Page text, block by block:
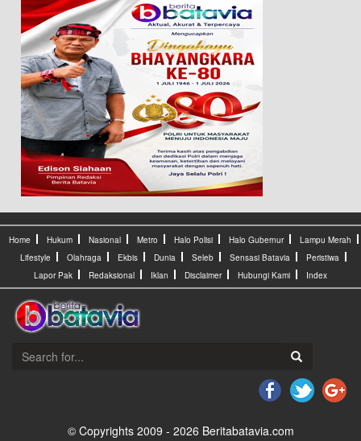
Home Hukum Nasional Metro Halo Polisi Halo Gubernur
Lampu Merah
Lifestyle
Olahraga Ekbis Dunia Seleb Sensasi Batavia
Peristiwa
Lapor Pak
Redaksional Iklan Disclaimer Hubungi Kami Index
© Copyrights 2009 - 2026 Beritabatavia.com